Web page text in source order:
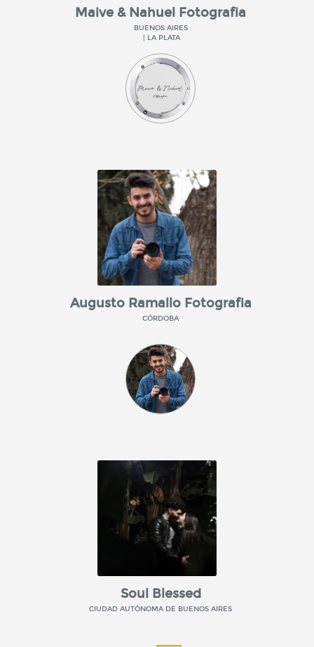
Maive & Nahuel Fotografia
BUENOS AIRES
| LA PLATA
Augusto Ramallo Fotografia
CÓRDOBA
Soul Blessed
CIUDAD AUTÓNOMA DE BUENOS AIRES